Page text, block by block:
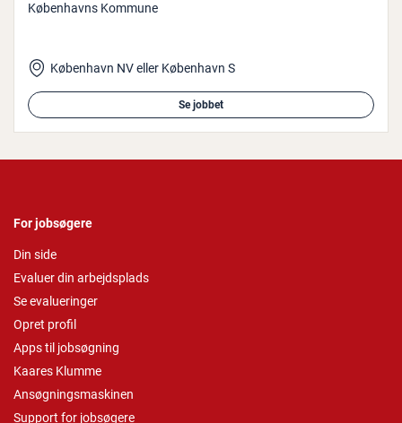
Københavns Kommune
København NV eller København S
Se jobbet
For jobsøgere
Din side
Evaluer din arbejdsplads
Se evalueringer
Opret profil
Apps til jobsøgning
Kaares Klumme
Ansøgningsmaskinen
Support for jobsøgere